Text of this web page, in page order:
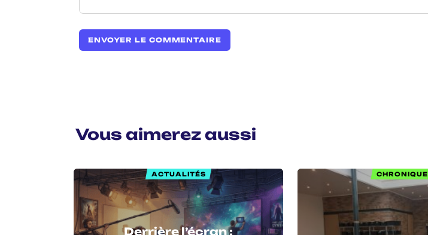
Vous aimerez aussi
ACTUALITÉS
Derrière l’écran :
CHRONIQUE